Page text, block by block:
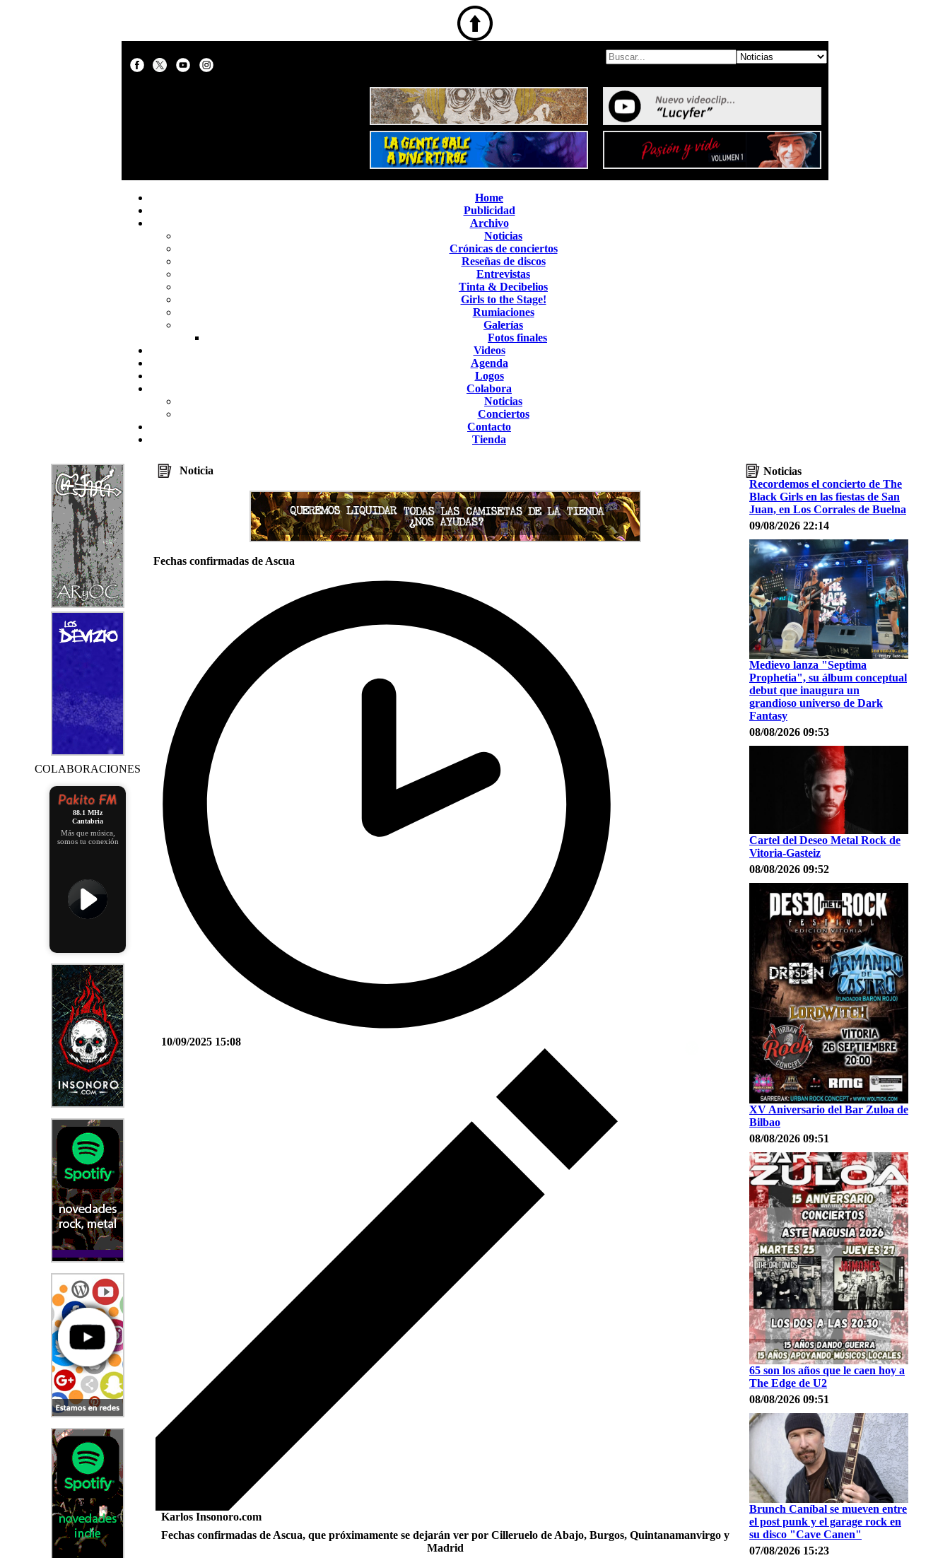
Home
Publicidad
Archivo
Noticias
Crónicas de conciertos
Reseñas de discos
Entrevistas
Tinta & Decibelios
Girls to the Stage!
Rumiaciones
Galerías
Fotos finales
Videos
Agenda
Logos
Colabora
Noticias
Conciertos
Contacto
Tienda
COLABORACIONES
88.1 MHz
Cantabria
Más que música,
somos tu conexión
Noticia
Fechas confirmadas de Ascua
10/09/2025 15:08
Karlos Insonoro.com
Fechas confirmadas de Ascua, que próximamente se dejarán ver por Cilleruelo de Abajo, Burgos, Quintanamanvirgo y
Madrid
Noticias
Recordemos el concierto de The
Black Girls en las fiestas de San
Juan, en Los Corrales de Buelna
09/08/2026 22:14
Medievo lanza "Septima
Prophetia", su álbum conceptual
debut que inaugura un
grandioso universo de Dark
Fantasy
08/08/2026 09:53
Cartel del Deseo Metal Rock de
Vitoria-Gasteiz
08/08/2026 09:52
XV Aniversario del Bar Zuloa de
Bilbao
08/08/2026 09:51
65 son los años que le caen hoy a
The Edge de U2
08/08/2026 09:51
Brunch Caníbal se mueven entre
el post punk y el garage rock en
su disco "Cave Canen"
07/08/2026 15:23